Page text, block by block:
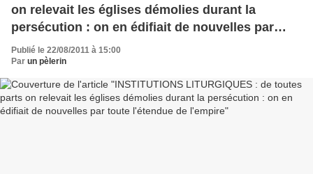
on relevait les églises démolies durant la
persécution : on en édifiait de nouvelles par
toute l'étendue de l'empire
Publié le 22/08/2011 à 15:00
Par un pèlerin